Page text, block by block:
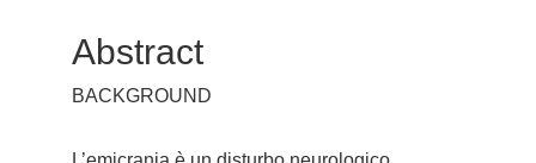
Abstract
BACKGROUND